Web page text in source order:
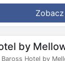
by
Hotel by